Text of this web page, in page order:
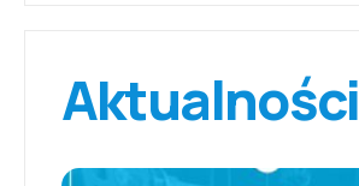
Aktualności